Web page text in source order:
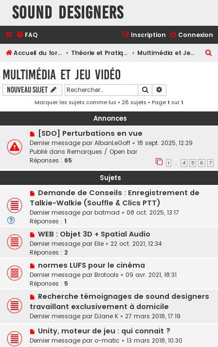
Sound Designers
FAQ Connexion
Inscription
Accueil du forum Théorie et Pratique Multimédia et Jeu Vidéo
c
r
Multimédia et Jeu Vidéo
Nouveau sujet Rechercher
Marquer les sujets comme lus • 28 sujets • Page1 sur1
Annonces
[SDO] Perturbations en vue
Dernier message par AlbanLeGoff « 18 sept. 2025, 12:29
Publié dans Remarques / Open bar
Réponses : 65 1 … 4 5 6 7
Sujets
Demande de Conseils : Enregistrement de
Talkie-Walkie (Souffle & Clics PTT)
Dernier message par batmad « 08 oct. 2025, 13:17
Réponses : 1
WEB : Objet 3D + Spatial Audio
Dernier message par Elie « 22 oct. 2021, 12:34
Réponses : 2
normes LUFS pour le cinéma
Dernier message par Brotools « 09 avr. 2021, 18:31
Réponses : 5
Recherche témoignages de sound designers
travaillant exclusivement à domicile
Dernier message par DJane K « 27 mars 2018, 17:19
Unity, moteur de jeu : qui connait ?
Dernier message par o-matic « 13 mars 2018, 10:30